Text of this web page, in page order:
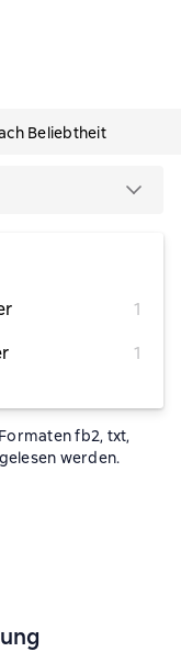
Beliebtheit
1
1
von 3,05 €
fb2, txt,
werden.